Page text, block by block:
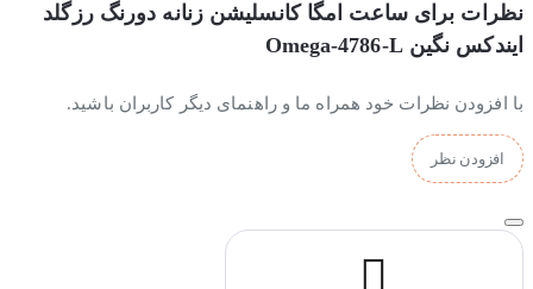
نظرات برای ساعت امگا کانسلیشن زنانه دورنگ رزگلد
ایندکس نگین Omega-4786-L
با افزودن نظرات خود همراه ما و راهنمای دیگر کاربران باشید.
افزودن نظر